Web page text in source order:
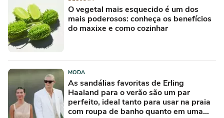
O vegetal mais esquecido é um dos
mais poderosos: conheça os benefícios
do maxixe e como cozinhar
MODA
As sandálias favoritas de Erling
Haaland para o verão são um par
perfeito, ideal tanto para usar na praia
com roupa de banho quanto em uma